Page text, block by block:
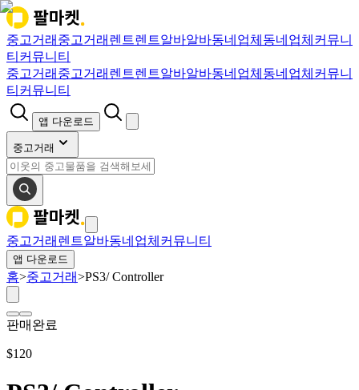
중고거래 중고거래 렌트렌트알바알바동네업체 동네업체 커뮤니
티 커뮤니티
중고거래 중고거래 렌트렌트알바알바동네업체 동네업체 커뮤니
티 커뮤니티
앱 다운로드
중고거래
중고거래 렌트알바동네업체 커뮤니티
앱 다운로드
홈>중고거래>PS3/ Controller
판매완료
$120